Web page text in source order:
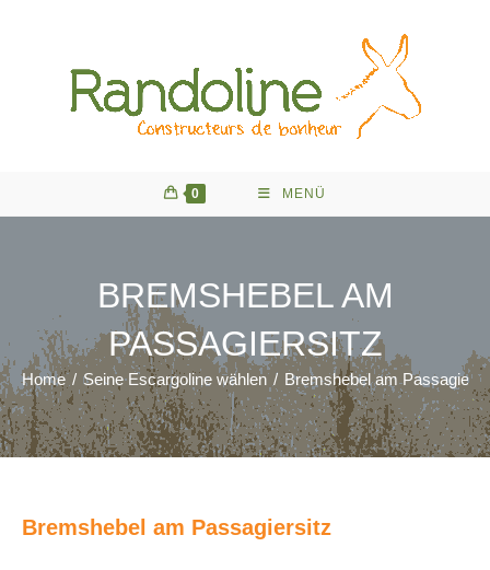
0 MENÜ
BREMSHEBEL AM
PASSAGIERSITZ
Home / Seine Escargoline wählen / Bremshebel am
Bremshebel am Passagiersitz